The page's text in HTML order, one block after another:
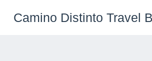
Camino Distinto Travel